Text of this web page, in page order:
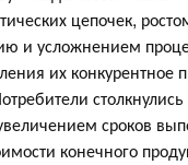
цепочек,
и усложнением
их конкурентное
сроков
конечного